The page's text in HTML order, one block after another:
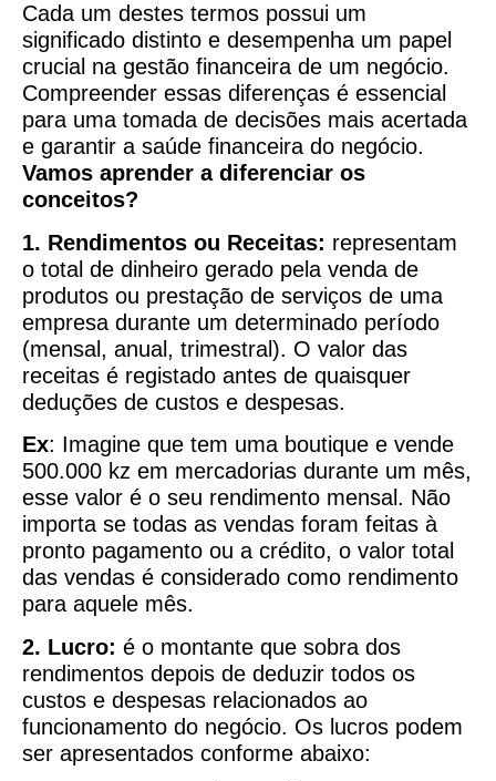
Cada um destes termos possui um
significado distinto e desempenha um papel
crucial na gestão financeira de um negócio.
Compreender essas diferenças é essencial
para uma tomada de decisões mais acertada
e garantir a saúde financeira do negócio.
Vamos aprender a diferenciar os
conceitos?
1. Rendimentos ou Receitas: representam
o total de dinheiro gerado pela venda de
produtos ou prestação de serviços de uma
empresa durante um determinado período
(mensal, anual, trimestral). O valor das
receitas é registado antes de quaisquer
deduções de custos e despesas.
Ex: Imagine que tem uma boutique e vende
500.000 kz em mercadorias durante um mês,
esse valor é o seu rendimento mensal. Não
importa se todas as vendas foram feitas à
pronto pagamento ou a crédito, o valor total
das vendas é considerado como rendimento
para aquele mês.
2. Lucro: é o montante que sobra dos
rendimentos depois de deduzir todos os
custos e despesas relacionados ao
funcionamento do negócio. Os lucros podem
ser apresentados conforme abaixo: